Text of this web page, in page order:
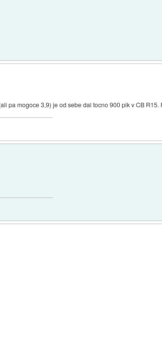
pa mogoce 3,9) je od sebe dal tocno 900 pik v CB